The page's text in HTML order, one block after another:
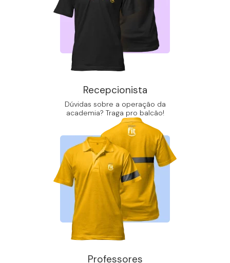
Recepcionista
Dúvidas sobre a operação da
academia? Traga pro balcão!
Professores